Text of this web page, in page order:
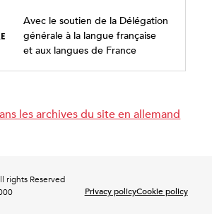
Avec le soutien de la Délégation
générale à la langue française
et aux langues de France
les archives du site en allemand
rights Reserved
Privacy policyCookie policy